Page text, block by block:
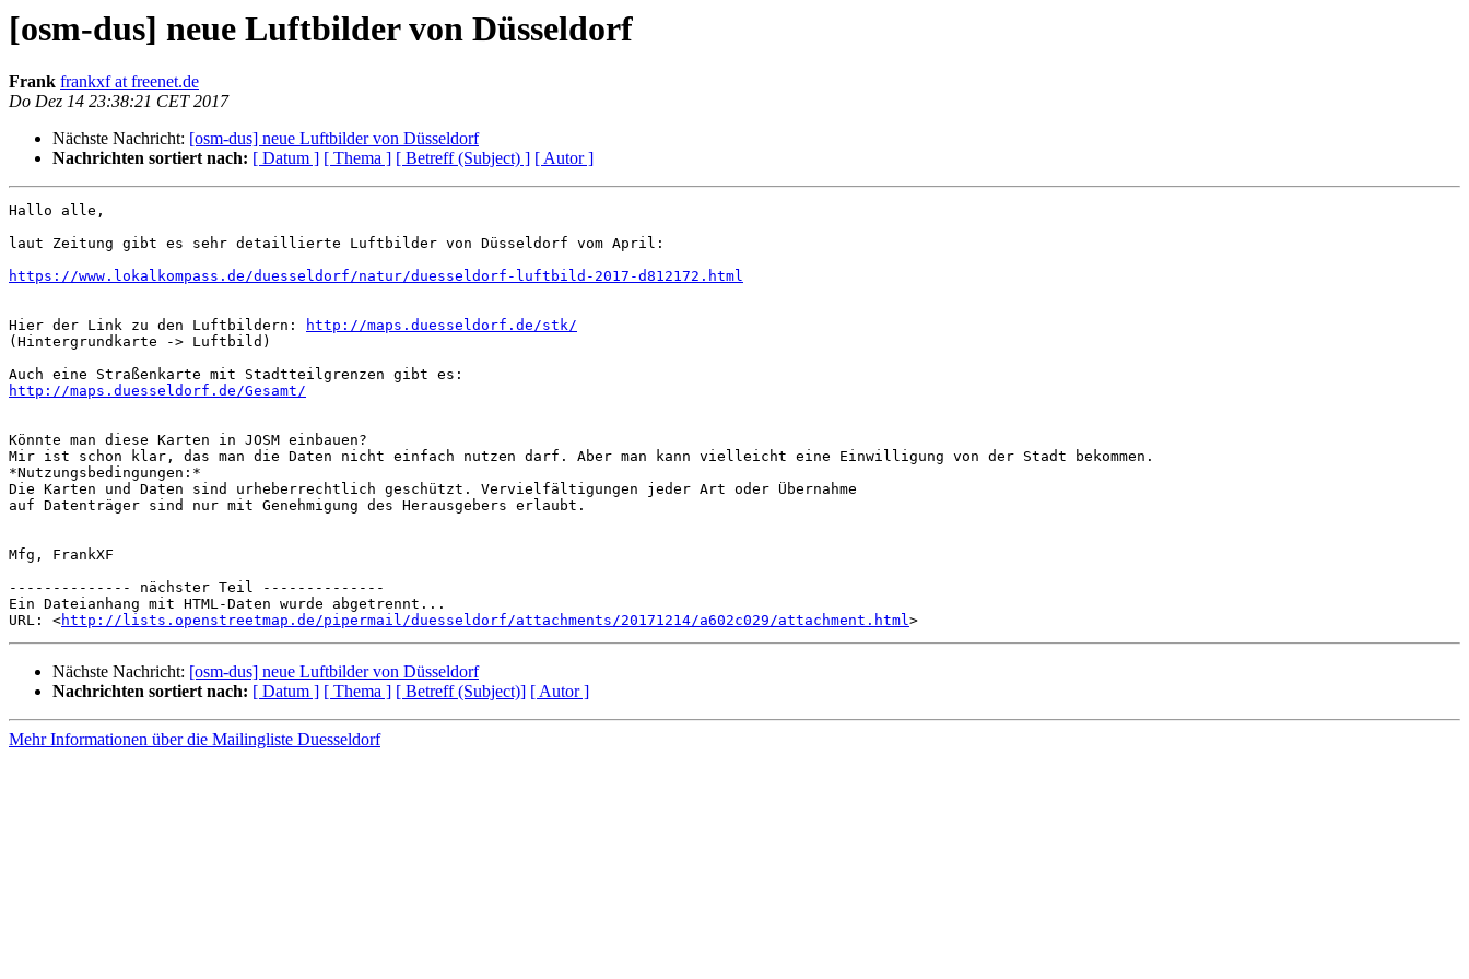
[osm-dus] neue Luftbilder von Düsseldorf
Frank frankxf at freenet.de
Do Dez 14 23:38:21 CET 2017
Nächste Nachricht: [osm-dus] neue Luftbilder von Düsseldorf
Nachrichten sortiert nach: [ Datum ] [ Thema ] [ Betreff (Subject) ] [ Autor ]
Hallo alle,
laut Zeitung gibt es sehr detaillierte Luftbilder von Düsseldorf vom April:
https://www.lokalkompass.de/duesseldorf/natur/duesseldorf-luftbild-2017-d812172.html
Hier der Link zu den Luftbildern:
http://maps.duesseldorf.de/stk/
(Hintergrundkarte -> Luftbild)
http://maps.duesseldorf.de/Gesamt/
Könnte man diese Karten in JOSM einbauen?
Mir ist schon klar, das man die Daten nicht einfach nutzen darf. Aber man kann vielleicht eine Einwilligung von der Stadt bekommen.
*Nutzungsbedingungen:*
Die Karten und Daten sind urheberrechtlich geschützt. Vervielfältigungen jeder Art oder Übernahme
auf Datenträger sind nur mit Genehmigung des Herausgebers erlaubt.
Mfg, FrankXF
-------------- nächster Teil --------------
Ein Dateianhang mit HTML-Daten wurde abgetrennt...
URL: <http://lists.openstreetmap.de/pipermail/duesseldorf/attachments/20171214/a602c029/attachment.html
Nächste Nachricht: [osm-dus] neue Luftbilder von Düsseldorf
Nachrichten sortiert nach: [ Datum ] [ Thema ] [ Betreff (Subject)] [ Autor ]
Mehr Informationen über die Mailingliste Duesseldorf